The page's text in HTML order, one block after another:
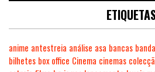
anime antestreia análise asa bancas
bilhetes box office Cinema cinemas